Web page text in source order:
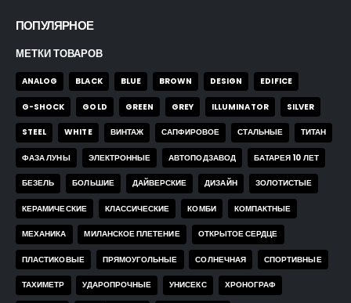
ПОПУЛЯРНОЕ
МЕТКИ ТОВАРОВ
ANALOG BLACK BLUE BROWN DESIGN EDIFICE
G-SHOCK GOLD GREEN GREY ILLUMINATOR SILVER
STEEL WHITE ВИНТАЖ САПФИРОВОЕ СТАЛЬНЫЕ ТИТАН
ФАЗА ЛУНЫ ЭЛЕКТРОННЫЕ АВТОПОДЗАВОД БАТАРЕЯ 10 ЛЕТ
БЕЗЕЛЬ БОЛЬШИЕ ДАЙВЕРСКИЕ ДИЗАЙН ЗОЛОТИСТЫЕ
КЕРАМИЧЕСКИЕ КЛАССИЧЕСКИЕ КОМБИ КОМПАКТНЫЕ
МЕХАНИКА МИЛАНСКОЕ ПЛЕТЕНИЕ ОТКРЫТОЕ СЕРДЦЕ
ПЛАСТИКОВЫЕ ПРЯМОУГОЛЬНЫЕ СОЛНЕЧНАЯ СПОРТИВНЫЕ
ТАХИМЕТР УДАРОПРОЧНЫЕ УНИСЕКС ХРОНОГРАФ